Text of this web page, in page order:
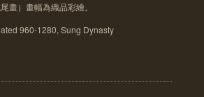
畫）畫幅為織品彩繪。
960-1280, Sung Dynasty